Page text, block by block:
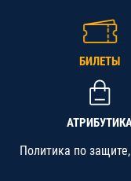
БИЛЕТЫ
Политика по